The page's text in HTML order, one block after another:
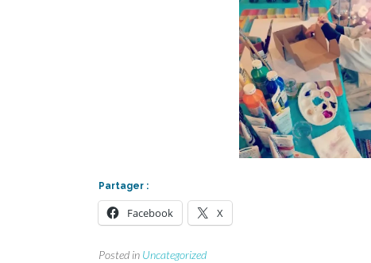
Partager :
Facebook X
Posted in Uncategorized